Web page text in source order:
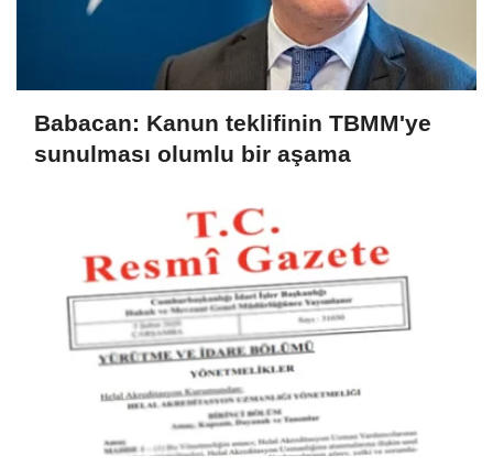
Babacan: Kanun teklifinin TBMM'ye
sunulması olumlu bir aşama